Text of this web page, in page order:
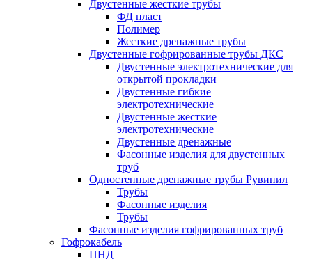
Двустенные жесткие трубы
ФД пласт
Полимер
Жесткие дренажные трубы
Двустенные гофрированные трубы ДКС
Двустенные электротехнические для
открытой прокладки
Двустенные гибкие
электротехнические
Двустенные жесткие
электротехнические
Двустенные дренажные
Фасонные изделия для двустенных
труб
Одностенные дренажные трубы Рувинил
Трубы
Фасонные изделия
Трубы
Фасонные изделия гофрированных труб
Гофрокабель
ПНД